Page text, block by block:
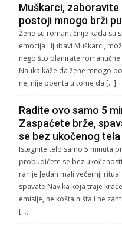
Muškarci, zaboravite
postoji mnogo brži
Žene su romantičnije kada su
emocija i ljubavi Muškarci,
nego što planirate
Nauka kaže da žene mnogo
ne, nije poenta u tome da […]
Radite ovo samo 5
Zaspaćete brže,
se bez ukočenog tela
Istegnite telo samo 5 minuta
probudićete se bez
ranije Jedan mali večernji
spavate Navika koja traje
emisije, ne košta ništa i ne
[…]